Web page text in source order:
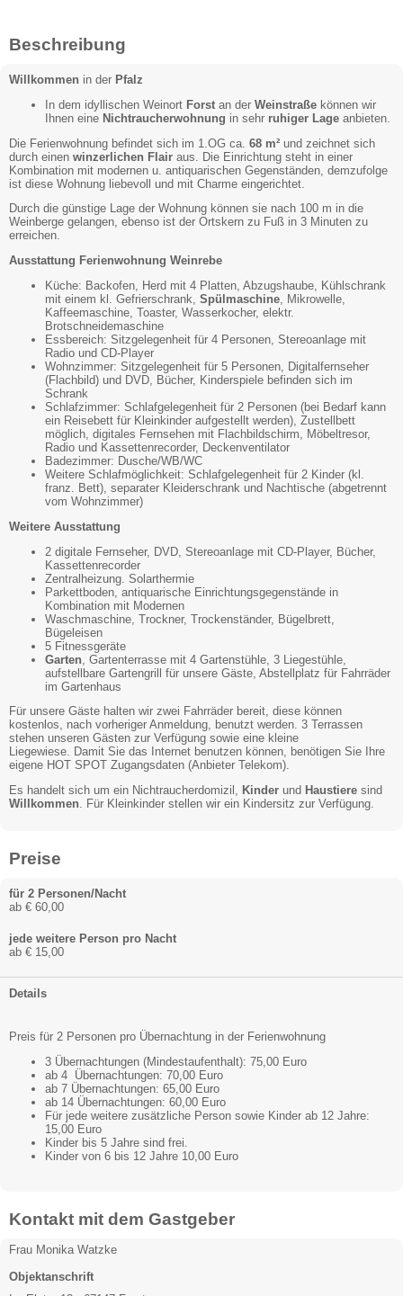
Beschreibung
Willkommen in der Pfalz
In dem idyllischen Weinort Forst an der Weinstraße können wir
Ihnen eine Nichtraucherwohnung in sehr ruhiger Lage anbieten.
Die Ferienwohnung befindet sich im 1.OG ca. 68 m² und zeichnet sich
durch einen winzerlichen Flair aus. Die Einrichtung steht in einer
Kombination mit modernen u. antiquarischen Gegenständen, demzufolge
ist diese Wohnung liebevoll und mit Charme eingerichtet.
Durch die günstige Lage der Wohnung können sie nach 100 m in die
Weinberge gelangen, ebenso ist der Ortskern zu Fuß in 3 Minuten zu
erreichen.
Ausstattung Ferienwohnung Weinrebe
Küche: Backofen, Herd mit 4 Platten, Abzugshaube, Kühlschrank
mit einem kl. Gefrierschrank, Spülmaschine , Mikrowelle,
Kaffeemaschine, Toaster, Wasserkocher, elektr.
Brotschneidemaschine
Essbereich: Sitzgelegenheit für 4 Personen, Stereoanlage mit
Radio und CD-Player
Wohnzimmer: Sitzgelegenheit für 5 Personen, Digitalfernseher
(Flachbild) und DVD, Bücher, Kinderspiele befinden sich im
Schrank
Schlafzimmer: Schlafgelegenheit für 2 Personen (bei Bedarf kann
ein Reisebett für Kleinkinder aufgestellt werden), Zustellbett
möglich, digitales Fernsehen mit Flachbildschirm, Möbeltresor,
Radio und Kassettenrecorder, Deckenventilator
Badezimmer: Dusche/WB/WC
Weitere Schlafmöglichkeit: Schlafgelegenheit für 2 Kinder (kl.
franz. Bett), separater Kleiderschrank und Nachtische (abgetrennt
vom Wohnzimmer)
Weitere Ausstattung
2 digitale Fernseher, DVD, Stereoanlage mit CD-Player, Bücher,
Kassettenrecorder
Zentralheizung. Solarthermie
Parkettboden, antiquarische Einrichtungsgegenstände in
Kombination mit Modernen
Waschmaschine, Trockner, Trockenständer, Bügelbrett,
Bügeleisen
5 Fitnessgeräte
Garten , Gartenterrasse mit 4 Gartenstühle, 3 Liegestühle,
aufstellbare Gartengrill für unsere Gäste, Abstellplatz für Fahrräder
im Gartenhaus
Für unsere Gäste halten wir zwei Fahrräder bereit, diese können
kostenlos, nach vorheriger Anmeldung, benutzt werden. 3 Terrassen
stehen unseren Gästen zur Verfügung sowie eine kleine
Liegewiese. Damit Sie das Internet benutzen können, benötigen Sie Ihre
eigene HOT SPOT Zugangsdaten (Anbieter Telekom).
Es handelt sich um ein Nichtraucherdomizil, Kinder und Haustiere sind
Willkommen. Für Kleinkinder stellen wir ein Kindersitz zur Verfügung.
Preise
für 2 Personen/Nacht
ab € 60,00
jede weitere Person pro Nacht
ab € 15,00
Details
Preis für 2 Personen pro Übernachtung in der Ferienwohnung
3 Übernachtungen (Mindestaufenthalt): 75,00 Euro
ab 4 Übernachtungen: 70,00 Euro
ab 7 Übernachtungen: 65,00 Euro
ab 14 Übernachtungen: 60,00 Euro
Für jede weitere zusätzliche Person sowie Kinder ab 12 Jahre:
15,00 Euro
Kinder bis 5 Jahre sind frei.
Kinder von 6 bis 12 Jahre 10,00 Euro
Kontakt mit dem Gastgeber
Frau Monika Watzke
Objektanschrift